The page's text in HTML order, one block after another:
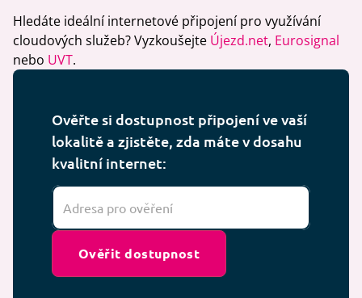
Hledáte ideální internetové připojení pro využívání
cloudových služeb? Vyzkoušejte Újezd.net, Eurosignal
nebo UVT.
Ověřte si dostupnost připojení ve vaší
lokalitě a zjistěte, zda máte v dosahu
kvalitní internet:
Ověřit dostupnost